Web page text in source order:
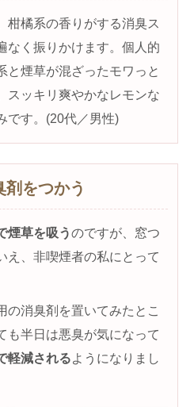
柑橘系の香りがする消臭ス
なく振りかけます。個人的
と煙草が混ざったモワっと
スッキリ爽やかなレモンな
です。(20代／男性)
剤をつかう
煙草を吸うのですが、窓つ
え、非喫煙者の私にとって
の消臭剤を置いてみたとこ
も半日は悪臭が気になって
軽減されるようになりまし